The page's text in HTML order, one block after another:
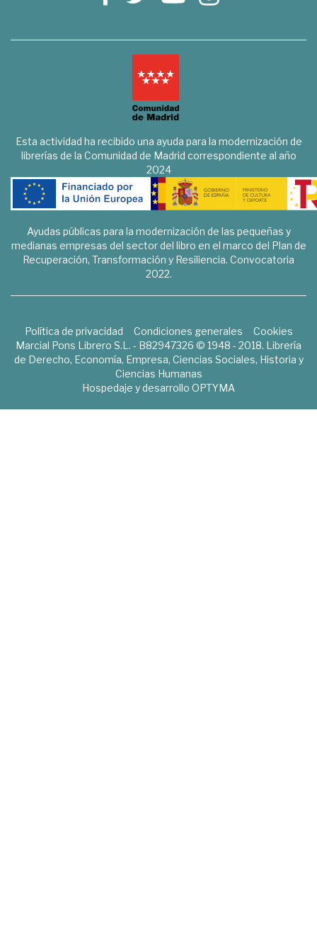
Esta actividad ha recibido una ayuda para la modernización de
librerías de la Comunidad de Madrid correspondiente al año
2024
Ayudas públicas para la modernización de las pequeñas y
medianas empresas del sector del libro en el marco del Plan de
Recuperación, Transformación y Resiliencia. Convocatoria
2022.
Política de privacidad Condiciones generales
Cookies
Marcial Pons Librero S.L. - B82947326 © 1948 - 2018. Librería
de Derecho, Economía, Empresa, Ciencias Sociales, Historia y
Ciencias Humanas
Hospedaje y desarrollo OPTYMA